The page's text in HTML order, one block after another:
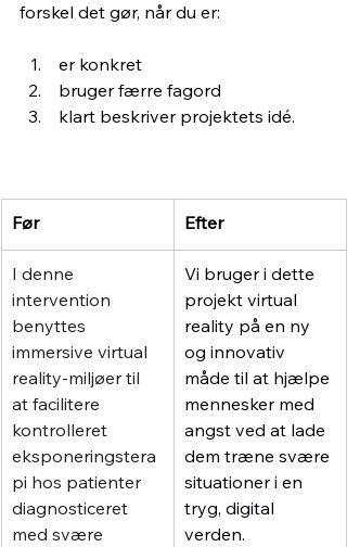
forskel det gør, når du er:
er konkret
bruger færre fagord
klart beskriver projektets idé.
Før Efter
I denne
intervention
benyttes
immersive virtual
reality-miljøer til
at facilitere
kontrolleret
eksponeringstera
pi hos patienter
diagnosticeret
med svære
Vi bruger i dette
projekt virtual
reality på en ny
og innovativ
måde til at hjælpe
mennesker med
angst ved at lade
dem træne svære
situationer i en
tryg, digital
verden.